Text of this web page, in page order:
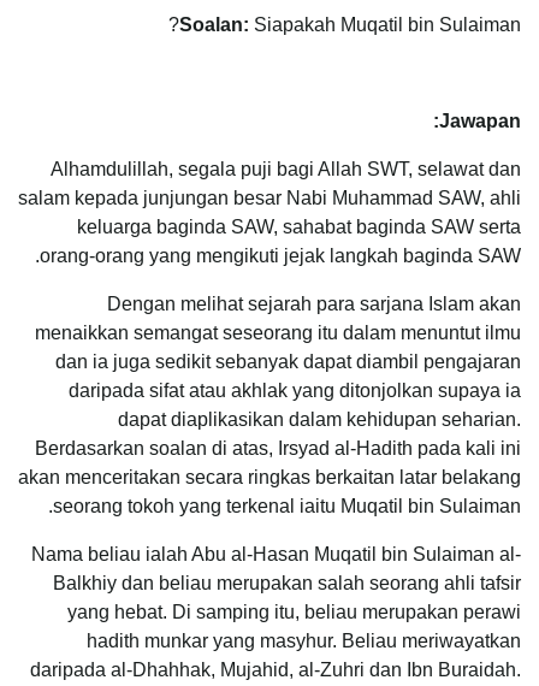
Soalan: Siapakah Muqatil bin Sulaiman?
Jawapan:
Alhamdulillah, segala puji bagi Allah SWT, selawat dan
salam kepada junjungan besar Nabi Muhammad SAW, ahli
keluarga baginda SAW, sahabat baginda SAW serta
orang-orang yang mengikuti jejak langkah baginda SAW.
Dengan melihat sejarah para sarjana Islam akan
menaikkan semangat seseorang itu dalam menuntut ilmu
dan ia juga sedikit sebanyak dapat diambil pengajaran
daripada sifat atau akhlak yang ditonjolkan supaya ia
dapat diaplikasikan dalam kehidupan seharian.
Berdasarkan soalan di atas, Irsyad al-Hadith pada kali ini
akan menceritakan secara ringkas berkaitan latar belakang
seorang tokoh yang terkenal iaitu Muqatil bin Sulaiman.
Nama beliau ialah Abu al-Hasan Muqatil bin Sulaiman al-
Balkhiy dan beliau merupakan salah seorang ahli tafsir
yang hebat. Di samping itu, beliau merupakan perawi
hadith munkar yang masyhur. Beliau meriwayatkan
daripada al-Dhahhak, Mujahid, al-Zuhri dan Ibn Buraidah.